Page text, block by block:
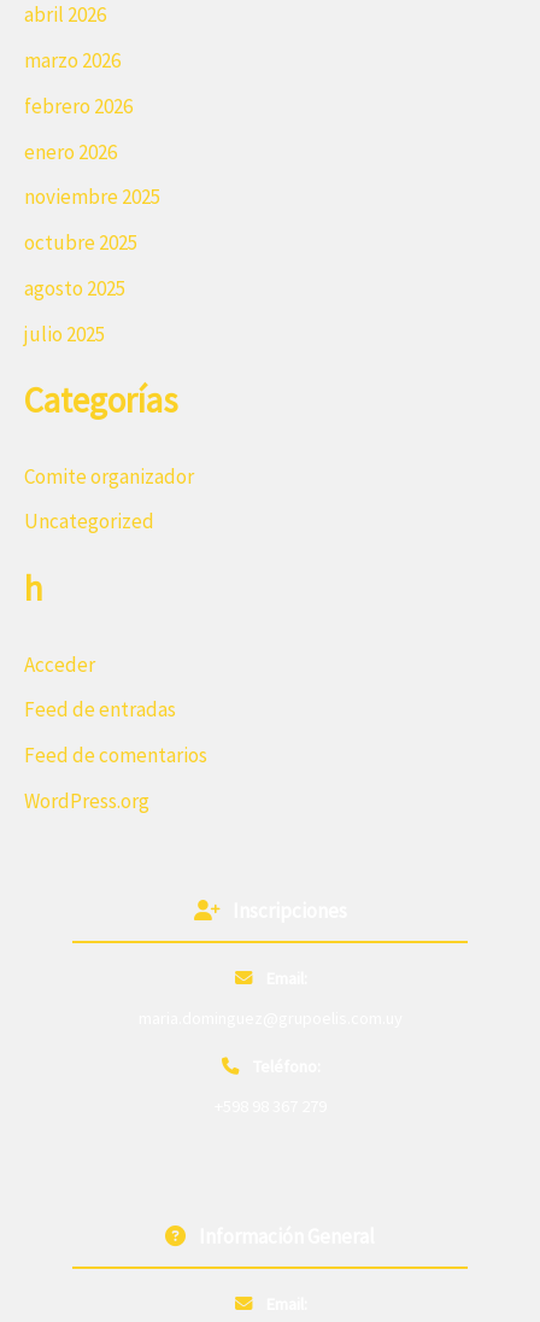
abril 2026
marzo 2026
febrero 2026
enero 2026
noviembre 2025
octubre 2025
agosto 2025
julio 2025
Categorías
Comite organizador
Uncategorized
h
Acceder
Feed de entradas
Feed de comentarios
WordPress.org